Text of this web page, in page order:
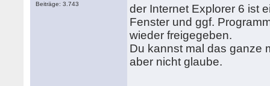
Beiträge: 3.743
der Internet Explorer 6 ist
Fenster und ggf.
wieder freigegeben.
Du kannst mal das ganze
aber nicht glaube.